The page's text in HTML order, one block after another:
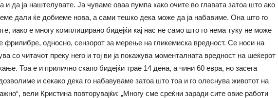
и да ја наштелувате. Ја чуваме оваа пумпа како очите во главата затоа што ако
дали ќе добиеме нова, а сами тешко дека може да ја набавиме. Она што го
иако е многу комплицирано бидејќи кај нас не само што го нема туку не може
фрилибре, односно, сензорот за мерење на гликемиска вредност. Се носи на
со читачот преку него и тој ви ја покажува моменталната вредност на шеќерот
Тоа е и прилично скапо бидејќи трае 14 дена, а чини 60 евра, но засега
и секако дека го набавуваме затоа што тоа и го олеснува животот на
вели Кристина повторувајќи: „Многу сме среќни заради сите овие работи